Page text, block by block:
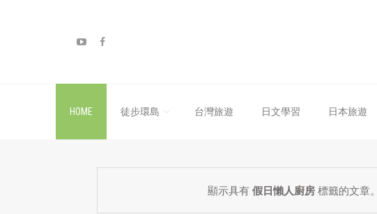
HOME 徒步環島 台灣旅遊 日文學習 日本旅遊
顯示具有假日懶人廚房標籤的文章。